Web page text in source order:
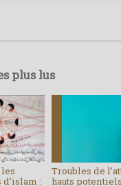
plus lus
:
Troubles de
hauts potentiels